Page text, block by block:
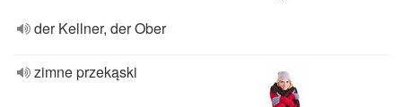
der Kellner, der Ober
zimne przekąski